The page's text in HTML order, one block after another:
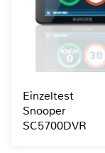
Einzeltest
Snooper
SC5700DVR